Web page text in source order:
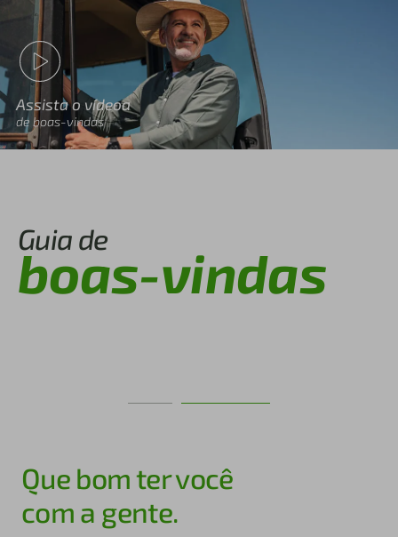
Assista o vídeoa
de boas-vindas
Guia de
boas-vindas
Que bom ter você
com a gente.